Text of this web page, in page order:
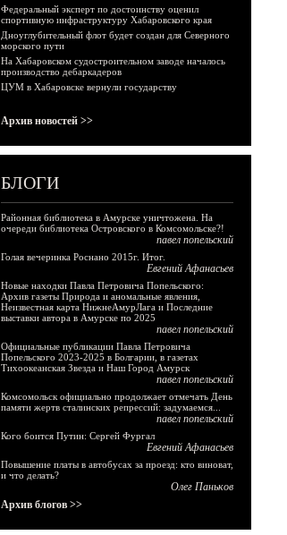
Федеральный эксперт по достоинству оценил
спортивную инфраструктуру Хабаровского края
Дноуглубительный флот будет создан для Северного
морского пути
На Хабаровском судостроительном заводе началось
производство дебаркадеров
ЦУМ в Хабаровске вернули государству
Архив новостей >>
БЛОГИ
Районная библиотека в Амурске уничтожена. На
очереди библиотека Островского в Комсомольске?!
павел попельский
Голая вечеринка Роснано 2015г. Итог.
Евгений Афанасьев
Новые находки Павла Петровича Попельского:
Архив газеты Природа и аномальные явления,
Неизвестная карта НижнеАмурЛага и Последние
выставки автора в Амурске по 2025
павел попельский
Официальные публикации Павла Петровича
Попельского 2023-2025 в Болгарии, в газетах
Тихоокеанская Звезда и Наш Город Амурск
павел попельский
Комсомольск официально продолжает отмечать День
памяти жертв сталинских репрессий: задумаемся...
павел попельский
Кого боится Путин: Сергей Фургал
Евгений Афанасьев
Повышение платы в автобусах за проезд: кто виноват,
и что делать?
Олег Паньков
Архив блогов >>